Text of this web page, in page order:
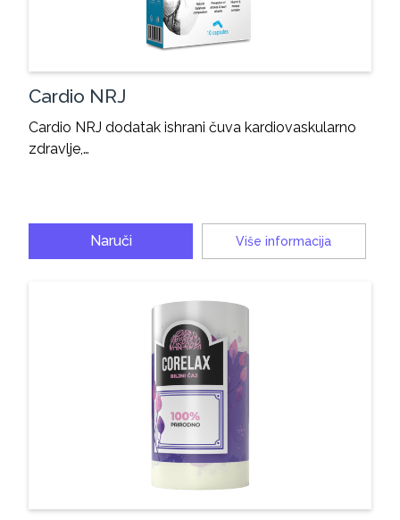
Cardio NRJ
Cardio NRJ dodatak ishrani čuva kardiovaskularno
zdravlje,…
Naruči Više informacija